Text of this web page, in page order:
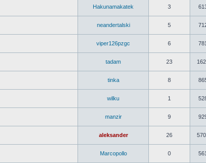
Hakunamakatek 3
neandertalski 5
viper126pzgc 6
tadam 23
tinka 8
wilku 1
manzir 9
aleksander 26
Marcopollo 0